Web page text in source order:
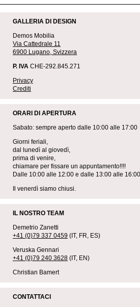
GALLERIA DI DESIGN
Demos Mobilia
Via Cattedrale 11
6900 Lugano, Svizzera
P. IVA CHE-292.845.271
Privacy
Crediti
ORARI DI APERTURA
Sabato: sempre aperto dalle 10:00 alle 17:00
Giorni feriali,
dal lunedì al giovedì,
prima di venire,
chiamare per fissare un appuntamento!!!!
Dalle 10:00 alle 12:00 e dalle 13:00 alle 16:00
Il venerdì siamo chiusi.
IL NOSTRO TEAM
Demetrio Zanetti
+41 (0)79 337 0459 (IT, FR, ES)
Veruska Gennari
+41 (0)79 240 3628 (IT, EN)
Christian Bamert
CONTATTACI